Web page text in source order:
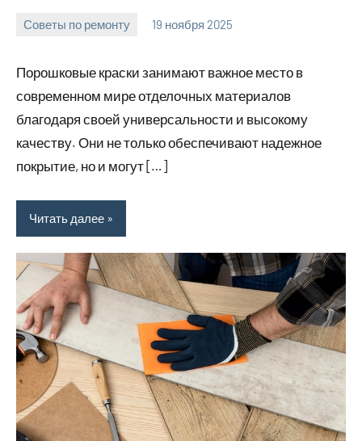
Советы по ремонту 19 ноября 2025
Порошковые краски занимают важное место в
современном мире отделочных материалов
благодаря своей универсальности и высокому
качеству. Они не только обеспечивают надежное
покрытие, но и могут […]
Читать далее